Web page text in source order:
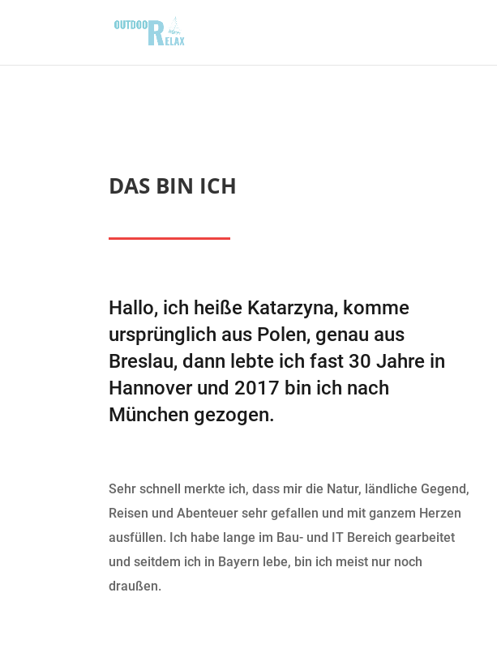
DAS BIN ICH
Hallo, ich heiße Katarzyna, komme
ursprünglich aus Polen, genau aus
Breslau, dann lebte ich fast 30 Jahre in
Hannover und 2017 bin ich nach
München gezogen.
Sehr schnell merkte ich, dass mir die Natur, ländliche Gegend,
Reisen und Abenteuer sehr gefallen und mit ganzem Herzen
ausfüllen. Ich habe lange im Bau- und IT Bereich gearbeitet
und seitdem ich in Bayern lebe, bin ich meist nur noch
draußen.